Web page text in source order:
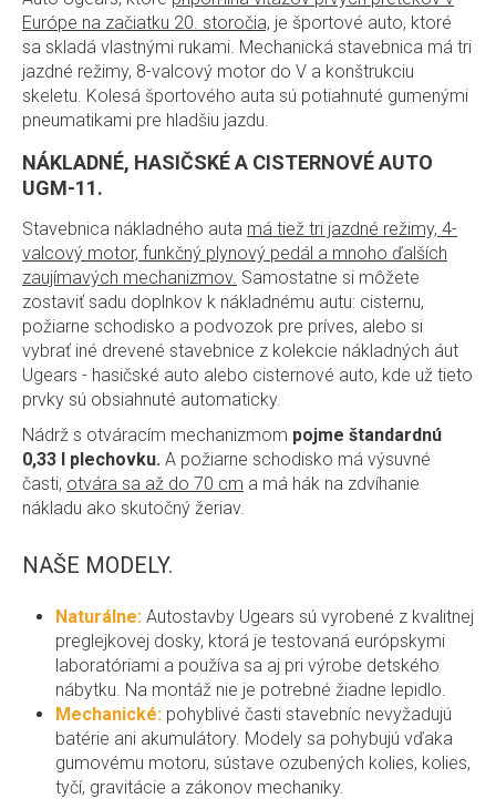
Európe na začiatku 20. storočia, je športové auto, ktoré
sa skladá vlastnými rukami. Mechanická stavebnica má tri
jazdné režimy, 8-valcový motor do V a konštrukciu
skeletu. Kolesá športového auta sú potiahnuté gumenými
pneumatikami pre hladšiu jazdu.
NÁKLADNÉ, HASIČSKÉ A CISTERNOVÉ AUTO
UGM-11.
Stavebnica nákladného auta má tiež tri jazdné režimy, 4-
valcový motor, funkčný plynový pedál a mnoho ďalších
zaujímavých mechanizmov. Samostatne si môžete
zostaviť sadu doplnkov k nákladnému autu: cisternu,
požiarne schodisko a podvozok pre príves, alebo si
vybrať iné drevené stavebnice z kolekcie nákladných áut
Ugears - hasičské auto alebo cisternové auto, kde už tieto
prvky sú obsiahnuté automaticky.
Nádrž s otváracím mechanizmom pojme štandardnú
0,33 l plechovku. A požiarne schodisko má výsuvné
časti, otvára sa až do 70 cm a má hák na zdvíhanie
nákladu ako skutočný žeriav.
NAŠE MODELY.
Naturálne: Autostavby Ugears sú vyrobené z kvalitnej
preglejkovej dosky, ktorá je testovaná európskymi
laboratóriami a používa sa aj pri výrobe detského
nábytku. Na montáž nie je potrebné žiadne lepidlo.
Mechanické: pohyblivé časti stavebníc nevyžadujú
batérie ani akumulátory. Modely sa pohybujú vďaka
gumovému motoru, sústave ozubených kolies, kolies,
tyčí, gravitácie a zákonov mechaniky.